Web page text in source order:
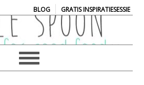
BLOG| GRATIS INSPIRATIESESSIE